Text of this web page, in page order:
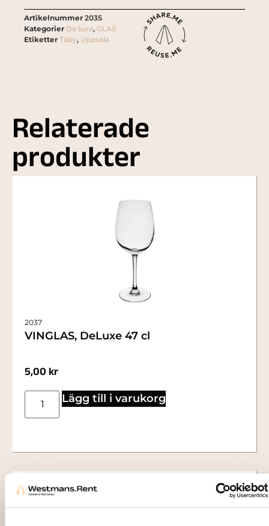
Artikelnummer 2035
Kategorier De luxe, GLAS
Etiketter Täby, Uppsala
Relaterade
produkter
2037
VINGLAS, DeLuxe 47 cl
5,00 kr
Lägg till i varukorg